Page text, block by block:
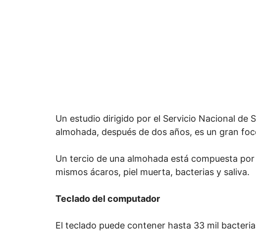
Un estudio dirigido por el Servicio Nacional de
almohada, después de dos años, es un gran
Un tercio de una almohada está compuesta
mismos ácaros, piel muerta, bacterias y saliva.
Teclado del computador
El teclado puede contener hasta 33 mil